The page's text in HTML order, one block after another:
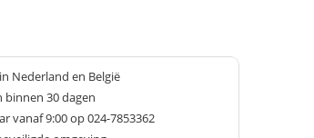
Nederland en België
30 dagen
vanaf 9:00 op 024-7853362